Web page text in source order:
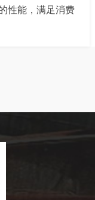
性能，满足消费